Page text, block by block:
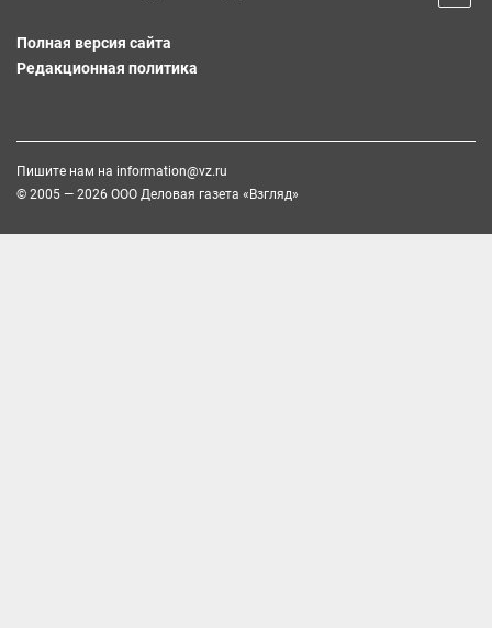
Полная версия сайта
Редакционная политика
Пишите нам на information@vz.ru
© 2005 — 2026 ООО Деловая газета «Взгляд»